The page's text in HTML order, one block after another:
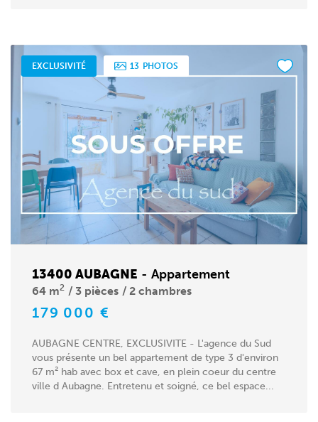
EXCLUSIVITÉ 13 PHOTOS
13400 AUBAGNE - Appartement
64 m2 3 pièces 2 chambres
179 000 €
AUBAGNE CENTRE, EXCLUSIVITE - L'agence du Sud
vous présente un bel appartement de type 3 d'environ
67 m² hab avec box et cave, en plein coeur du centre
ville d Aubagne. Entretenu et soigné, ce bel espace...